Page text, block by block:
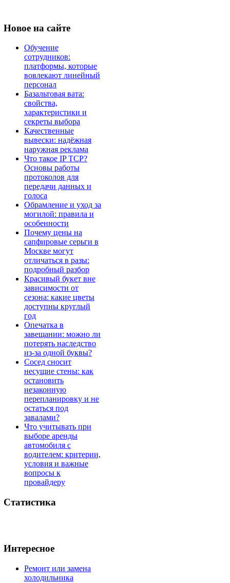
Новое на сайте
Обучение
сотрудников:
платформы, которые
вовлекают линейный
персонал
Базальтовая вата:
свойства,
характеристики и
секреты выбора
Качественные
вывески: надёжная
наружная реклама
Что такое IP TCP?
Основы работы
протоколов для
передачи данных и
голоса
Обрамление и уход за
могилой: правила и
особенности
Почему цены на
сапфировые серьги в
Москве могут
отличаться в разы:
подробный разбор
Красивый букет вне
зависимости от
сезона: какие цветы
доступны круглый
год
Опечатка в
завещании: можно ли
потерять наследство
из-за одной буквы?
Сосед сносит
несущие стены: как
остановить
незаконную
перепланировку и не
остаться под
завалами?
Что учитывать при
выборе аренды
автомобиля с
водителем: критерии,
условия и важные
вопросы к
провайдеру
Статистика
Интересное
Ремонт или замена
холодильника